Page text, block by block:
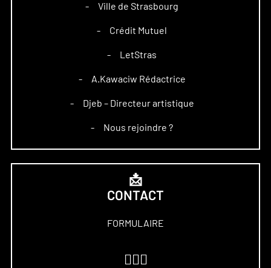
– Ville de Strasbourg
– Crédit Mutuel
– LetStras
– A.Kawaciw Rédactrice
– Djeb – Directeur artistique
– Nous rejoindre ?
📩
CONTACT
FORMULAIRE